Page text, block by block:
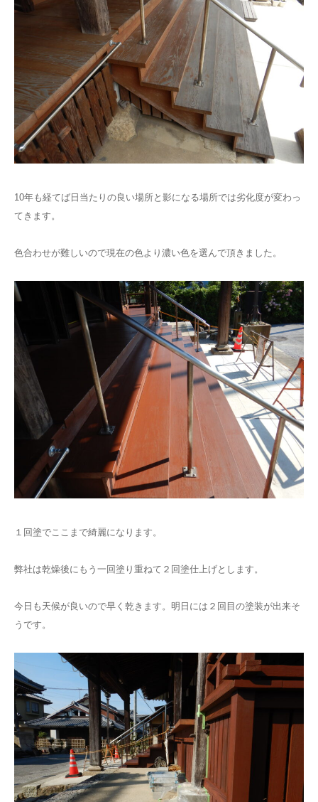
10年も経てば日当たりの良い場所と影になる場所では劣化度が変わっ
てきます。
色合わせが難しいので現在の色より濃い色を選んで頂きました。
１回塗でここまで綺麗になります。
弊社は乾燥後にもう一回塗り重ねて２回塗仕上げとします。
今日も天候が良いので早く乾きます。明日には２回目の塗装が出来そ
うです。